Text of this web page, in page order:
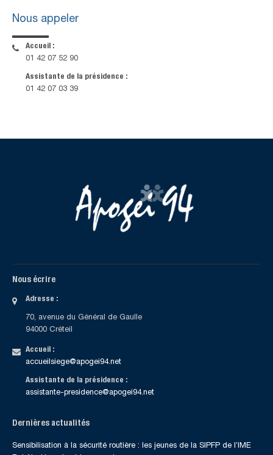
Nous appeler
Accueil :
01 42 07 52 90
Assistante de la présidence :
01 42 07 03 39
Nous écrire
Adresse :
70, avenue du Général de Gaulle
94000 Créteil
Accueil :
accueilsiege@apogei94.net
Assistante de la présidence :
assistante-presidence@apogei94.net
Dernières actualités
Sensibilisation à la sécurité routière : les jeunes de la SIPFP de l’IME